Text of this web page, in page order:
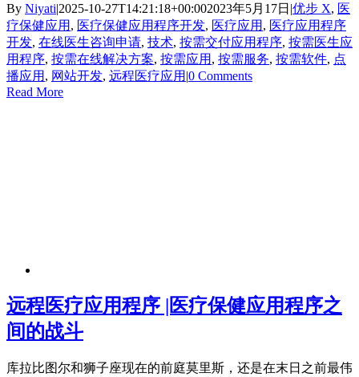
By Niyati|2025-10-27T14:21:18+00:002023年5月17日 |优步 X, 医
疗保健应用 , 医疗保健应用程序开发, 医疗应用 , 医疗应用程序
开发, 在线医生咨询申请, 技术, 按需交付应用程序, 按需医生应
用程序, 按需在线解决方案, 按需应用 , 按需服务, 按需软件, 点
播应用 , 网站开发, 远程医疗应用 |0 Comments
Read More
远程医疗应用程序 |医疗保健应用程序之
间的战斗
库拉比图尔和狮子座现在的前庭莫里斯，还是在末日之前最伟